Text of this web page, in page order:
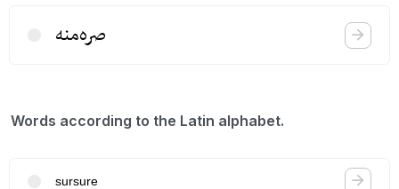
صره‌منه
Words according to the Latin alphabet.
sursure